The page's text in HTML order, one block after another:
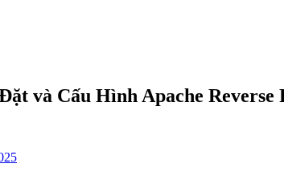
và Cấu Hình Apache Reverse